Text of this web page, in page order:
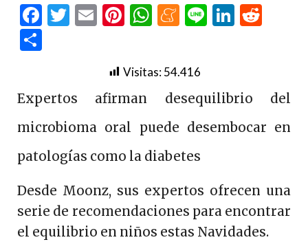
Facebook
Twitter
EmailPinterest
WhatsApp
Meneame
Line
Visitas:54.416
Expertos afirman desequilibrio del
microbioma oral puede desembocar en
patologías como la diabetes
Desde Moonz, sus expertos ofrecen una
serie de recomendaciones para encontrar
el equilibrio en niños estas Navidades.